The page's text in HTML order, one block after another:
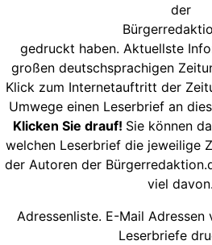
der
gedruckt haben. Aktuellste
großen deutschsprachigen
Klick zum Internetauftritt der
Umwege einen Leserbrief an
Klicken Sie drauf! Sie können
welchen Leserbrief die jeweilige
der Autoren der
viel davon.
Adressenliste. E-Mail Adressen
Leserbriefe